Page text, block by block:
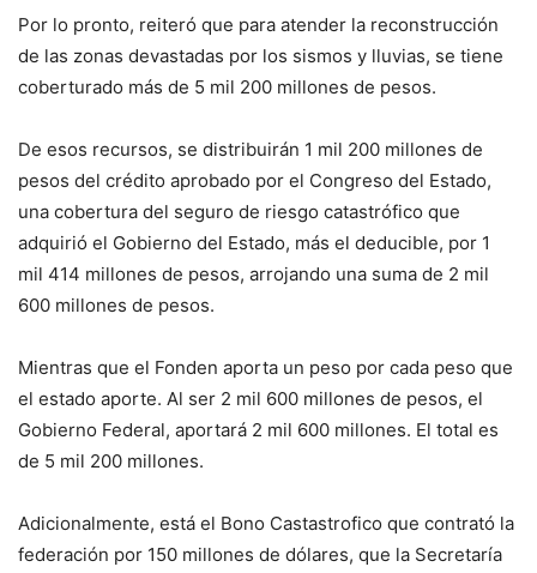
Por lo pronto, reiteró que para atender la reconstrucción
de las zonas devastadas por los sismos y lluvias, se tiene
coberturado más de 5 mil 200 millones de pesos.
De esos recursos, se distribuirán 1 mil 200 millones de
pesos del crédito aprobado por el Congreso del Estado,
una cobertura del seguro de riesgo catastrófico que
adquirió el Gobierno del Estado, más el deducible, por 1
mil 414 millones de pesos, arrojando una suma de 2 mil
600 millones de pesos.
Mientras que el Fonden aporta un peso por cada peso que
el estado aporte. Al ser 2 mil 600 millones de pesos, el
Gobierno Federal, aportará 2 mil 600 millones. El total es
de 5 mil 200 millones.
Adicionalmente, está el Bono Castastrofico que contrató la
federación por 150 millones de dólares, que la Secretaría